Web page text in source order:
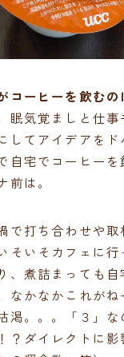
コーヒーを飲む
眠気覚ましと仕
してアイデアを
自宅でコーヒーを
前は。
で打ち合わせや
そいそカフェに
、煮詰まっても
なかなかこれが
渇。。。「３」な
？ダイレクトに